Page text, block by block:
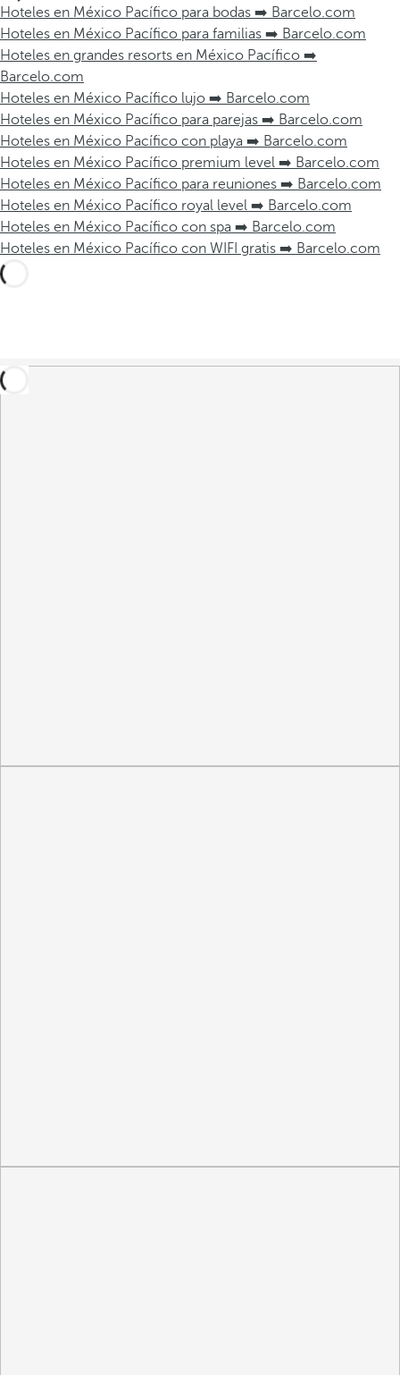
Hoteles en México Pacífico para bodas ➡️ Barcelo.com
Hoteles en México Pacífico para familias ➡️ Barcelo.com
Hoteles en grandes resorts en México Pacífico ➡️
Barcelo.com
Hoteles en México Pacífico lujo ➡️ Barcelo.com
Hoteles en México Pacífico para parejas ➡️ Barcelo.com
Hoteles en México Pacífico con playa ➡️ Barcelo.com
Hoteles en México Pacífico premium level ➡️ Barcelo.com
Hoteles en México Pacífico para reuniones ➡️ Barcelo.com
Hoteles en México Pacífico royal level ➡️ Barcelo.com
Hoteles en México Pacífico con spa ➡️ Barcelo.com
Hoteles en México Pacífico con WIFI gratis ➡️ Barcelo.com